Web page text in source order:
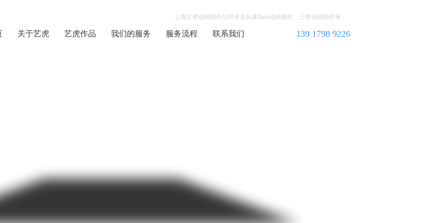
上海艺虎动画制作公司专业从事flash动画制作、三维动画制作等...
关于艺虎 艺虎作品 我们的服务 服务流程 联系我们 139 1798 9226